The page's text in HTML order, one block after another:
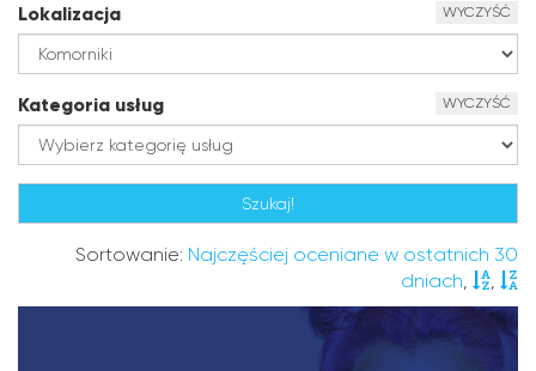
Lokalizacja WYCZYŚĆ
Kategoria usług WYCZYŚĆ
Sortowanie: Najczęściej oceniane w ostatnich 30
dniach, ,